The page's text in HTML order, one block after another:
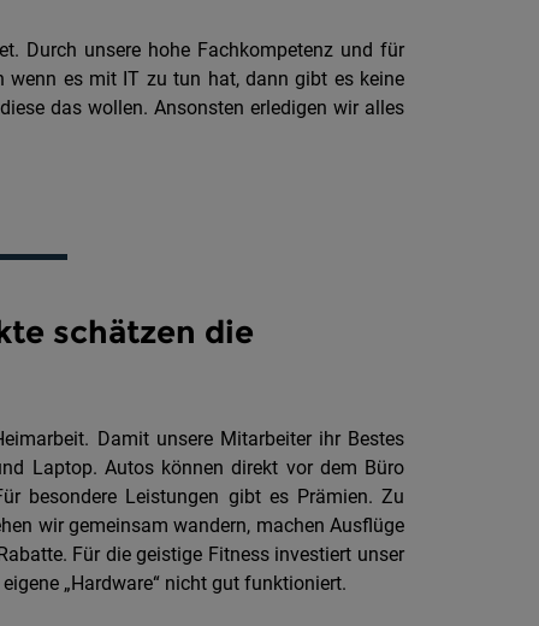
Durch unsere hohe Fachkompetenz und für
wenn es mit IT zu tun hat, dann gibt es keine
das wollen. Ansonsten erledigen wir alles
schätzen die
Damit unsere Mitarbeiter ihr Bestes
Laptop. Autos können direkt vor dem Büro
besondere Leistungen gibt es Prämien. Zu
wir gemeinsam wandern, machen Ausflüge
Für die geistige Fitness investiert unser
„Hardware“ nicht gut funktioniert.